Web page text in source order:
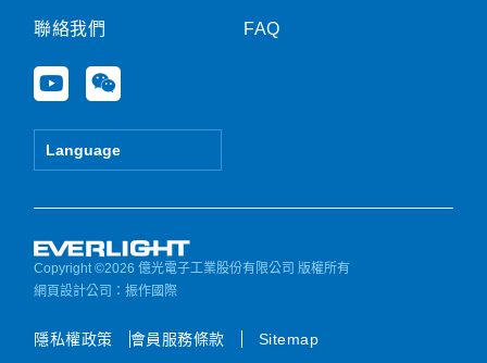
聯絡我們
Y
o
u
e
W
e
i
Language
FAQ
Copyright ©2026 億光電子工業股份有限公司 版權所有
網頁設計公司 ：振作國際
隱私權政策 會員服務條款 Sitemap